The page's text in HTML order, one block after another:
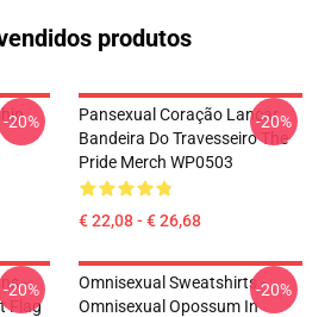
produtos
-20%
Pansexual Coração Lançar
Bandeira Do Travesseiro The
Pride Merch WP0503
€ 22,08 - € 26,68
-20%
-
Flag
-20%
Omnisexual Sweatshirts -
Omnisexual Opossum In
-20%